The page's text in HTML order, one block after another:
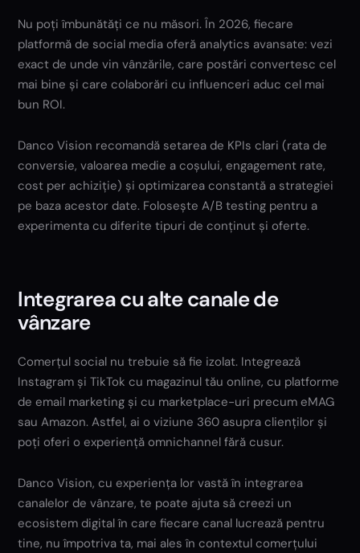
Nu poți îmbunătăți ce nu măsori. În 2026, fiecare
platformă de social media oferă analytics avansate: vezi
exact de unde vin vânzările, care postări convertesc cel
mai bine și care colaborări cu influenceri aduc cel mai
bun ROI.
Danco Vision recomandă setarea de KPIs clari (rata de
conversie, valoarea medie a coșului, engagement rate,
cost per achiziție) și optimizarea constantă a strategiei
pe baza acestor date. Folosește A/B testing pentru a
experimenta cu diferite tipuri de conținut și oferte.
Integrarea cu alte canale de
vânzare
Comerțul social nu trebuie să fie izolat. Integrează
Instagram și TikTok cu magazinul tău online, cu platforme
de email marketing și cu marketplace-uri precum eMAG
sau Amazon. Astfel, ai o viziune 360 asupra clienților și
poți oferi o experiență omnichannel fără cusur.
Danco Vision, cu experiența lor vastă în integrarea
canalelor de vânzare, te poate ajuta să creezi un
ecosistem digital în care fiecare canal lucrează pentru
tine, nu împotriva ta, mai ales în contextul comerțului